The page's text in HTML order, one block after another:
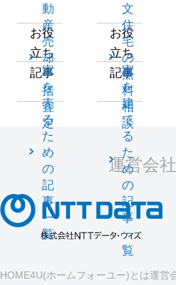
動
産
売
却
一
括
査
定
お役
立ち
記事
家
を
売
る
た
め
の
記
事
一
覧
文
住
宅
の
無
料
相
談
お役
立ち
記事
家
を
建
て
る
た
め
の
記
事
一
覧
運営会
HOME4U(ホームフォーユー)とは運営